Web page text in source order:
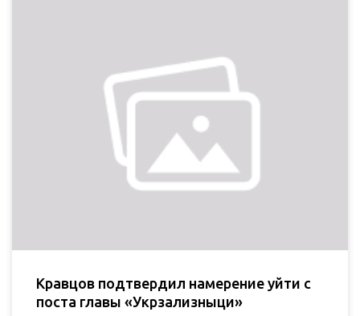
Кравцов подтвердил намерение уйти с
поста главы «Укрзализныци»